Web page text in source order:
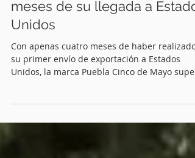
Puebla Cinco de Mayo supera
exportaciones a solo cuatro
meses de su llegada a
su primer envío de exportación a Estados
Unidos, la marca Puebla Cinco de Mayo
el millón de dólares en ventas